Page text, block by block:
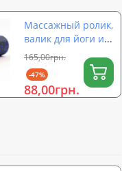
Массажный ролик,
валик для йоги и
массажа спины
EPP (массажер для
спины, шеи, ног)
OSPORT 15х5см
165,00грн.
-47%
88,00грн.